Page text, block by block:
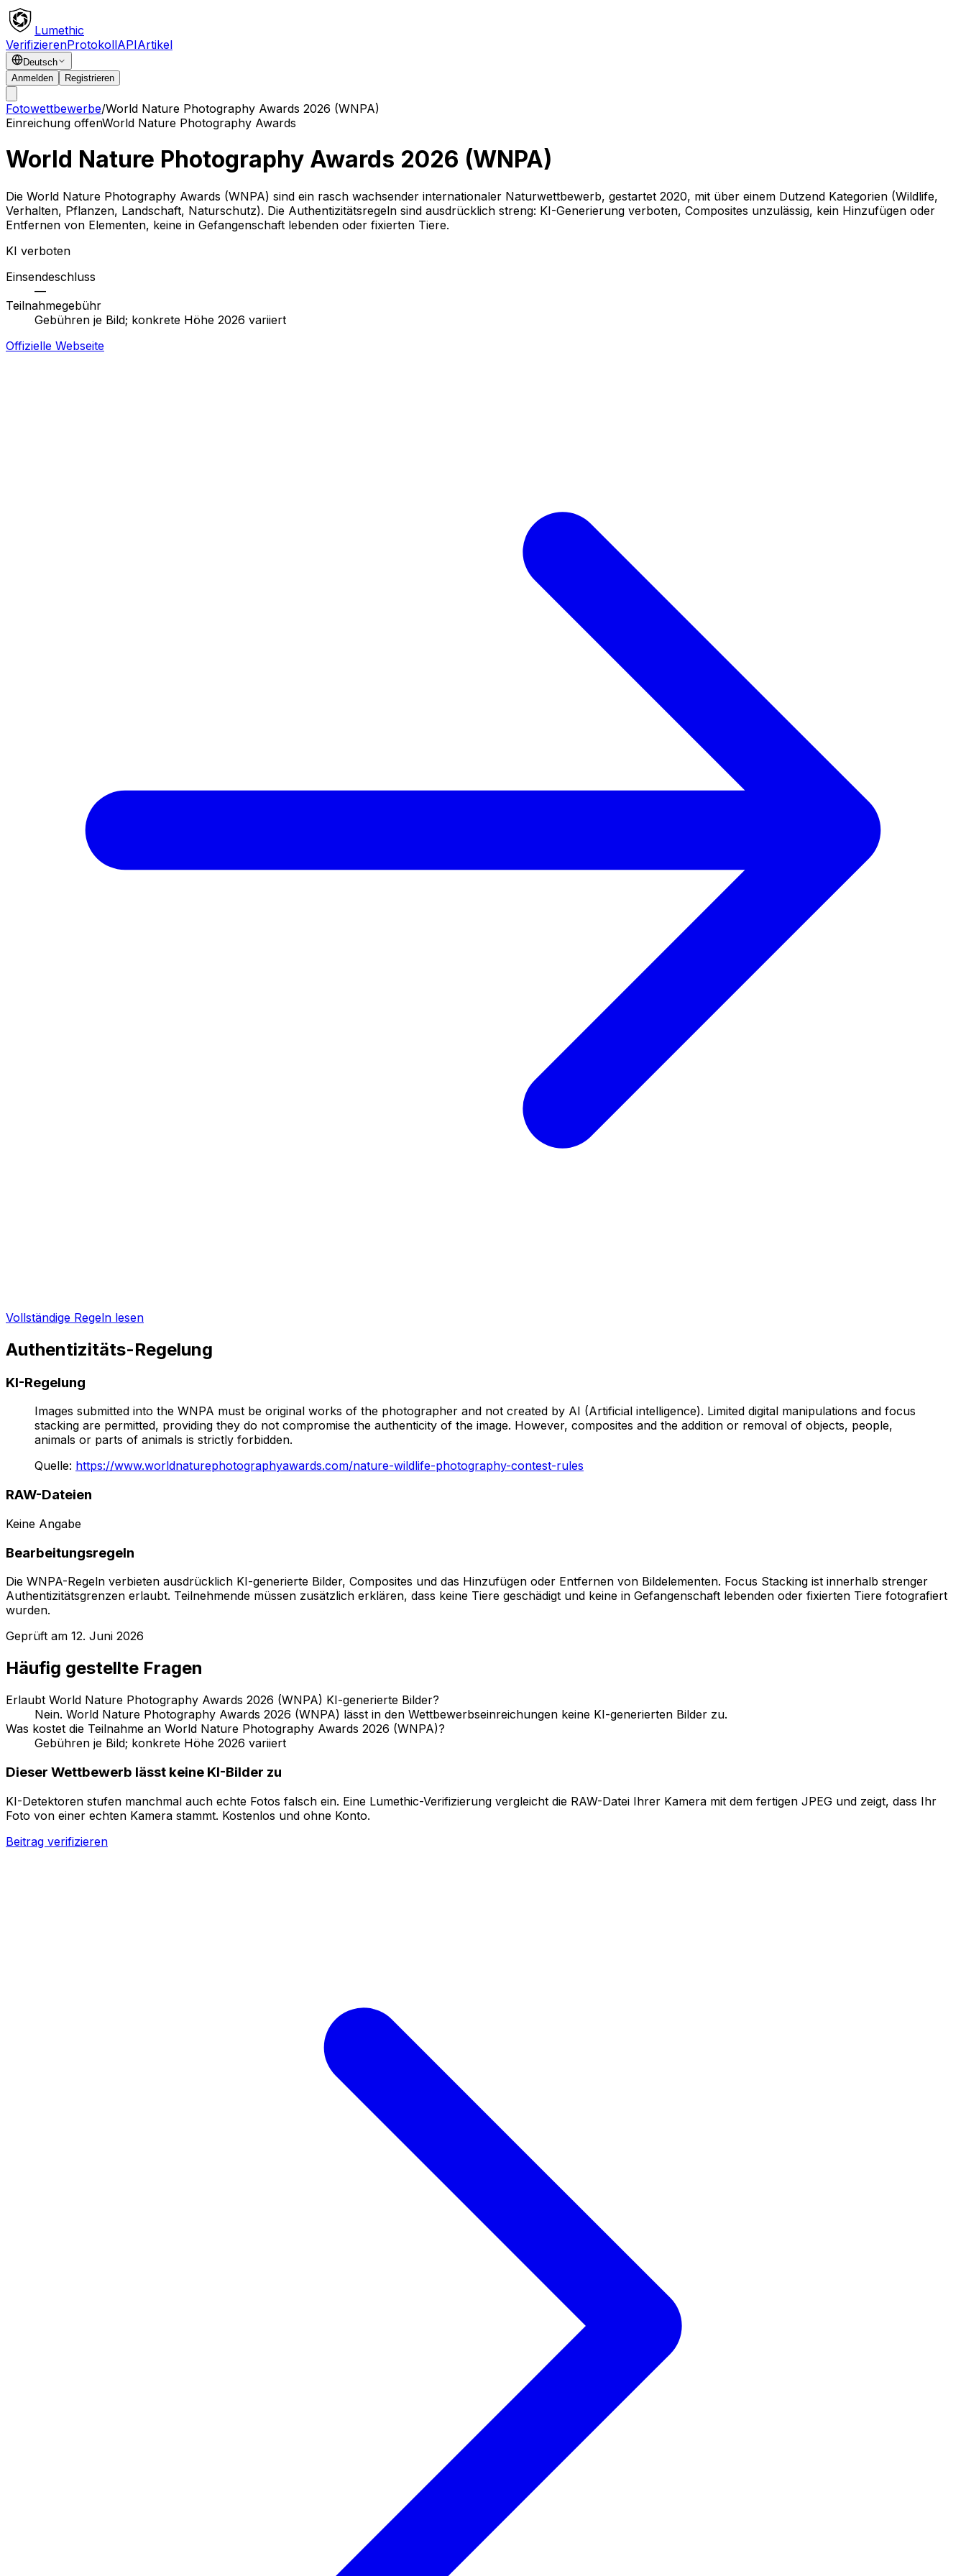
Lumethic
VerifizierenProtokollAPIArtikel
Deutsch
Anmelden
Registrieren
Fotowettbewerbe/World Nature Photography Awards 2026 (WNPA)
Einreichung offenWorld Nature Photography Awards
World Nature Photography Awards 2026 (WNPA)
Die World Nature Photography Awards (WNPA) sind ein rasch wachsender internationaler Naturwettbewerb, gestartet 2020, mit über einem Dutzend Kategorien (Wildlife,
Verhalten, Pflanzen, Landschaft, Naturschutz). Die Authentizitätsregeln sind ausdrücklich streng: KI-Generierung verboten, Composites unzulässig, kein Hinzufügen oder
Entfernen von Elementen, keine in Gefangenschaft lebenden oder fixierten Tiere.
KI verboten
Einsendeschluss
—
Teilnahmegebühr
Gebühren je Bild; konkrete Höhe 2026 variiert
Offizielle Webseite
Vollständige Regeln lesen
Authentizitäts-Regelung
KI-Regelung
Images submitted into the WNPA must be original works of the photographer and not created by AI (Artificial intelligence). Limited digital manipulations and focus
stacking are permitted, providing they do not compromise the authenticity of the image. However, composites and the addition or removal of objects, people,
animals or parts of animals is strictly forbidden.
Quelle: https://www.worldnaturephotographyawards.com/nature-wildlife-photography-contest-rules
RAW-Dateien
Keine Angabe
Bearbeitungsregeln
Die WNPA-Regeln verbieten ausdrücklich KI-generierte Bilder, Composites und das Hinzufügen oder Entfernen von Bildelementen. Focus Stacking ist innerhalb strenger
Authentizitätsgrenzen erlaubt. Teilnehmende müssen zusätzlich erklären, dass keine Tiere geschädigt und keine in Gefangenschaft lebenden oder fixierten Tiere fotografiert
wurden.
Geprüft am 12. Juni 2026
Häufig gestellte Fragen
Erlaubt World Nature Photography Awards 2026 (WNPA) KI-generierte Bilder?
Nein. World Nature Photography Awards 2026 (WNPA) lässt in den Wettbewerbseinreichungen keine KI-generierten Bilder zu.
Was kostet die Teilnahme an World Nature Photography Awards 2026 (WNPA)?
Gebühren je Bild; konkrete Höhe 2026 variiert
Dieser Wettbewerb lässt keine KI-Bilder zu
KI-Detektoren stufen manchmal auch echte Fotos falsch ein. Eine Lumethic-Verifizierung vergleicht die RAW-Datei Ihrer Kamera mit dem fertigen JPEG und zeigt, dass Ihr
Foto von einer echten Kamera stammt. Kostenlos und ohne Konto.
Beitrag verifizieren